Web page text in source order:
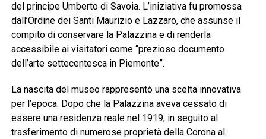
del principe Umberto di Savoia. L’iniziativa fu promossa
dall’Ordine dei Santi Maurizio e Lazzaro, che assunse il
compito di conservare la Palazzina e di renderla
accessibile ai visitatori come “prezioso documento
dell’arte settecentesca in Piemonte”.
La nascita del museo rappresentò una scelta innovativa
per l’epoca. Dopo che la Palazzina aveva cessato di
essere una residenza reale nel 1919, in seguito al
trasferimento di numerose proprietà della Corona al